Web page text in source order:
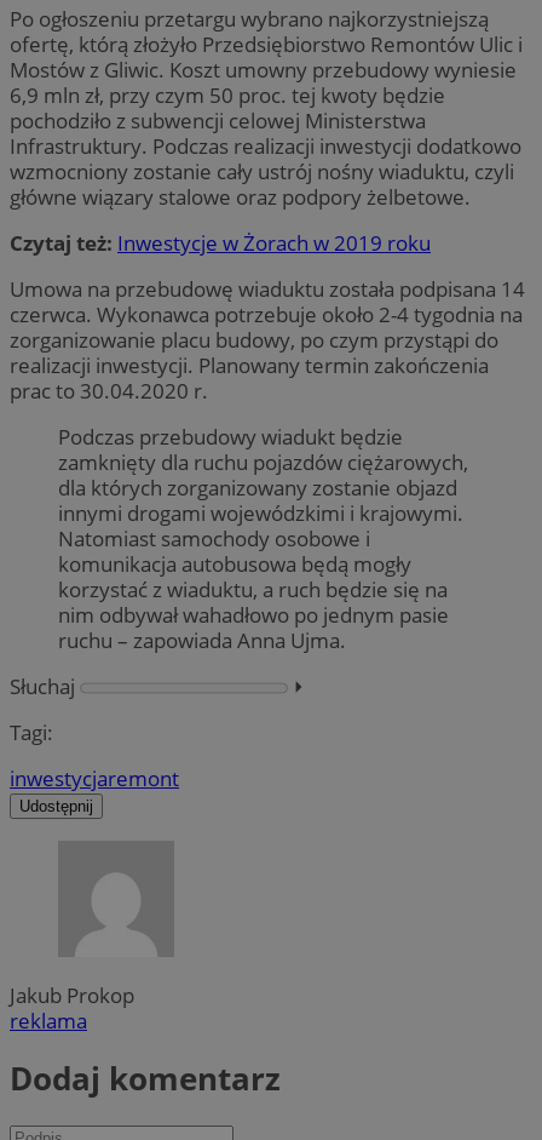
Po ogłoszeniu przetargu wybrano najkorzystniejszą
ofertę, którą złożyło Przedsiębiorstwo Remontów Ulic i
Mostów z Gliwic. Koszt umowny przebudowy wyniesie
6,9 mln zł, przy czym 50 proc. tej kwoty będzie
pochodziło z subwencji celowej Ministerstwa
Infrastruktury. Podczas realizacji inwestycji dodatkowo
wzmocniony zostanie cały ustrój nośny wiaduktu, czyli
główne wiązary stalowe oraz podpory żelbetowe.
Czytaj też: Inwestycje w Żorach w 2019 roku
Umowa na przebudowę wiaduktu została podpisana 14
czerwca. Wykonawca potrzebuje około 2-4 tygodnia na
zorganizowanie placu budowy, po czym przystąpi do
realizacji inwestycji. Planowany termin zakończenia
prac to 30.04.2020 r.
Podczas przebudowy wiadukt będzie
zamknięty dla ruchu pojazdów ciężarowych,
dla których zorganizowany zostanie objazd
innymi drogami wojewódzkimi i krajowymi.
Natomiast samochody osobowe i
komunikacja autobusowa będą mogły
korzystać z wiaduktu, a ruch będzie się na
nim odbywał wahadłowo po jednym pasie
ruchu – zapowiada Anna Ujma.
Słuchaj
⏵︎
Tagi:
inwestycjaremont
Udostępnij
Jakub Prokop
reklama
Dodaj komentarz